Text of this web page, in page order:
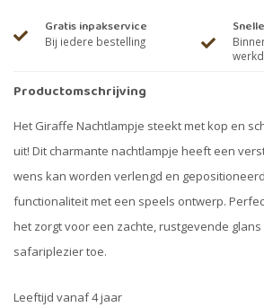
Gratis inpakservice
Bij iedere bestelling
Productomschrijving
Het Giraffe Nachtlampje steekt met kop en
uit! Dit charmante nachtlampje heeft een
wens kan worden verlengd en
functionaliteit met een speels ontwerp.
het zorgt voor een zachte, rustgevende
safariplezier toe.
Leeftijd vanaf 4 jaar